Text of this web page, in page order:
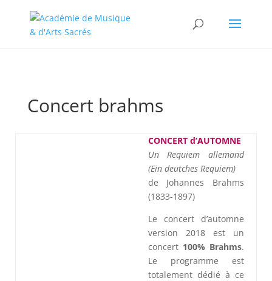
Concert brahms
CONCERT d’AUTOMNE
Un Requiem allemand
(Ein deutches Requiem)
de Johannes Brahms
(1833-1897)
Le concert d’automne
version 2018 est un
concert 100% Brahms.
Le programme est
totalement dédié à ce